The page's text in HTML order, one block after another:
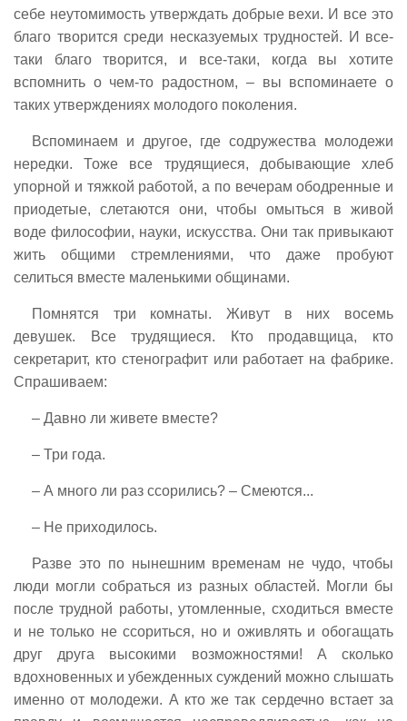
себе неутомимость утверждать добрые вехи. И все это
благо творится среди несказуемых трудностей. И все-
таки благо творится, и все-таки, когда вы хотите
вспомнить о чем-то радостном, – вы вспоминаете о
таких утверждениях молодого поколения.
Вспоминаем и другое, где содружества молодежи
нередки. Тоже все трудящиеся, добывающие хлеб
упорной и тяжкой работой, а по вечерам ободренные и
приодетые, слетаются они, чтобы омыться в живой
воде философии, науки, искусства. Они так привыкают
жить общими стремлениями, что даже пробуют
селиться вместе маленькими общинами.
Помнятся три комнаты. Живут в них восемь
девушек. Все трудящиеся. Кто продавщица, кто
секретарит, кто стенографит или работает на фабрике.
Спрашиваем:
– Давно ли живете вместе?
– Три года.
– А много ли раз ссорились? – Смеются...
– Не приходилось.
Разве это по нынешним временам не чудо, чтобы
люди могли собраться из разных областей. Могли бы
после трудной работы, утомленные, сходиться вместе
и не только не ссориться, но и оживлять и обогащать
друг друга высокими возможностями! А сколько
вдохновенных и убежденных суждений можно слышать
именно от молодежи. А кто же так сердечно встает за